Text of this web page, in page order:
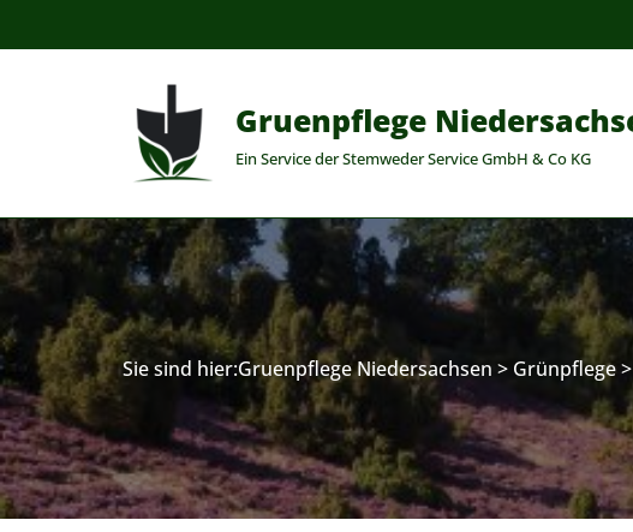
Gruenpflege
Ein Service der Stemweder Service GmbH & Co KG
Sie sind hier:Gruenpflege Niedersachsen > Grünpflege>